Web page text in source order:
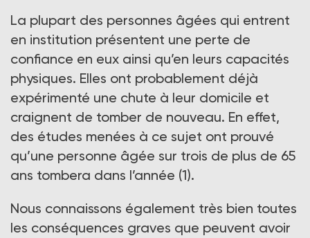
La plupart des personnes âgées qui entrent
en institution présentent une perte de
confiance en eux ainsi qu’en leurs capacités
physiques. Elles ont probablement déjà
expérimenté une chute à leur domicile et
craignent de tomber de nouveau. En effet,
des études menées à ce sujet ont prouvé
qu’une personne âgée sur trois de plus de 65
ans tombera dans l’année (1).
Nous connaissons également très bien toutes
les conséquences graves que peuvent avoir